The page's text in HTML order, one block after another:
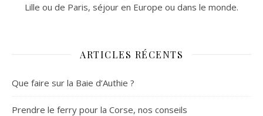
Lille ou de Paris, séjour en Europe ou dans le monde.
ARTICLES RÉCENTS
Que faire sur la Baie d’Authie ?
Prendre le ferry pour la Corse, nos conseils